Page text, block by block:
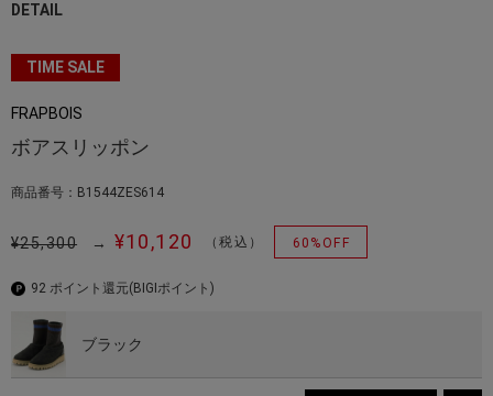
DETAIL
TIME SALE
FRAPBOIS
ボアスリッポン
商品番号：B1544ZES614
¥25,300 → ¥10,120 （税込） 60%OFF
92 ポイント還元(BIGIポイント)
ブラック